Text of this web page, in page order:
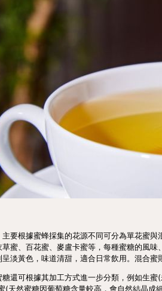
要根據蜜蜂採集的花源不同可分為單花蜜
蜜、百花蜜、麥盧卡蜜等，每種蜜糖的風
淡黃色，味道清甜，適合日常飲用。混合
還可根據其加工方式進一步分類，例如生
(天然蜜糖因葡萄糖含量較高，會自然結晶成